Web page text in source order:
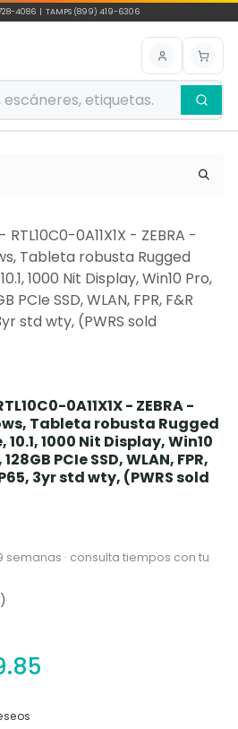
4086 | TAMPS (899) 419-6306
0A11X1X - ZEBRA -
Tableta robusta Rugged
1000 Nit Display, Win10 Pro,
PCIe SSD, WLAN, FPR, F&R
std wty, (PWRS sold
0A11X1X - ZEBRA -
Tableta robusta Rugged
1000 Nit Display, Win10
PCIe SSD, WLAN, FPR,
3yr std wty, (PWRS sold
semanas · consulta tiempos con tu